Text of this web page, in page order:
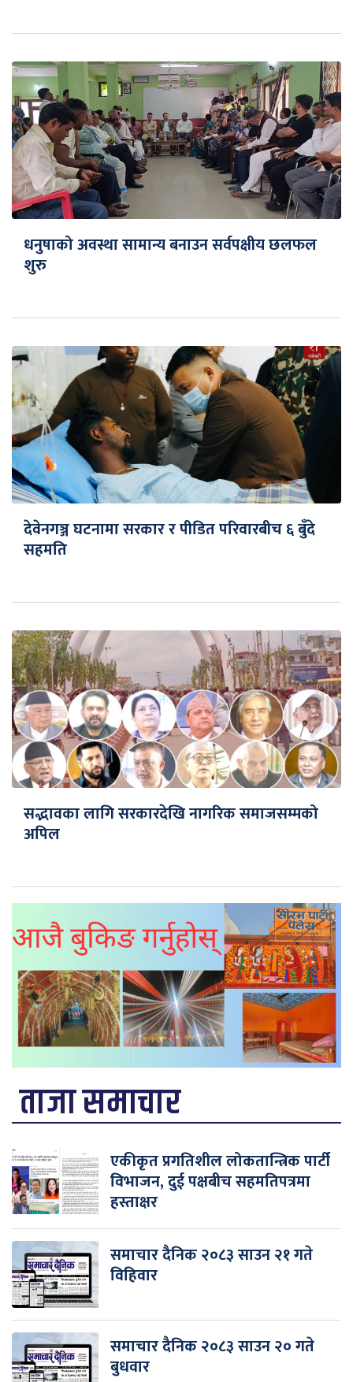
धनुषाको अवस्था सामान्य बनाउन सर्वपक्षीय छलफल
शुरु
देवेनगञ्ज घटनामा सरकार र पीडित परिवारबीच ६ बुँदे
सहमति
सद्भावका लागि सरकारदेखि नागरिक समाजसम्मको
अपिल
ताजा समाचार
एकीकृत प्रगतिशील लोकतान्त्रिक पार्टी
विभाजन, दुई पक्षबीच सहमतिपत्रमा
हस्ताक्षर
समाचार दैनिक २०८३ साउन २१ गते
विहिवार
समाचार दैनिक २०८३ साउन २० गते
बुधवार